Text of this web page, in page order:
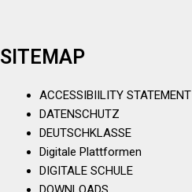
SITEMAP
ACCESSIBIILITY STATEMENT
DATENSCHUTZ
DEUTSCHKLASSE
Digitale Plattformen
DIGITALE SCHULE